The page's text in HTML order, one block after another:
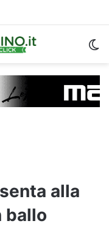
alla
ballo